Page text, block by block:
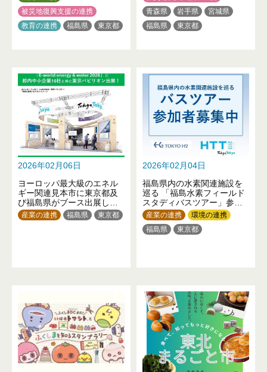
被災地復興支援の連携
教育の連携
福島県 東京都
青森県
岩手県
宮城県
福島県
東京都
2026年02月06日
ヨーロッパ最大級のエネル
ギー関連見本市に東京都及
び福島県がブース出展しま
す！
産業の連携 福島県 東京都
2026年02月04日
福島県内の水素関連施設を
巡る 「福島水素フィールド
スタディバスツアー」参加
者募集！
産業の連携
環境の連携
福島県
東京都